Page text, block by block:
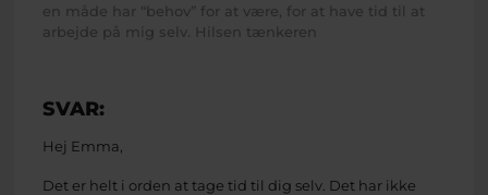
en måde har “behov” for at være, for at have tid til at
arbejde på mig selv. Hilsen tænkeren
SVAR:
Hej Emma,
Det er helt i orden at tage tid til dig selv. Det har ikke